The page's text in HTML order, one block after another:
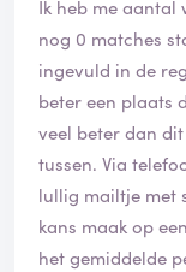
Ik heb me aantal
nog 0 matches
ingevuld in de
beter een plaats
veel beter dan
tussen. Via
lullig mailtje met
kans maak op
het gemiddelde